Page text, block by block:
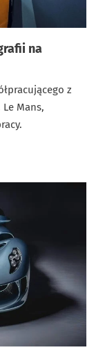
na
z
Mans,